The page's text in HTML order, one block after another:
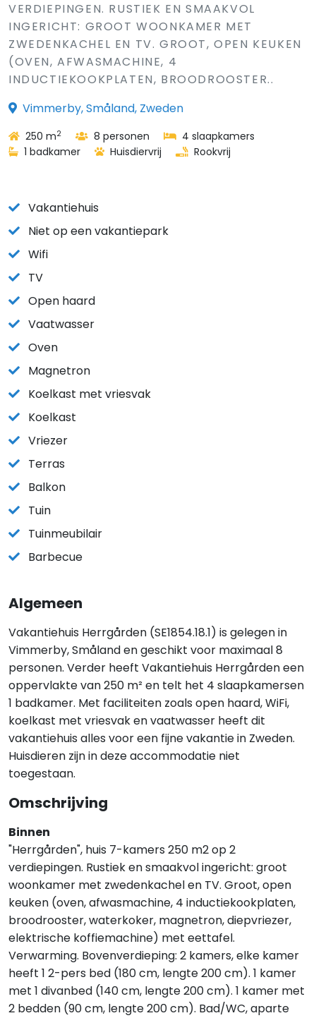
VERDIEPINGEN. RUSTIEK EN SMAAKVOL
INGERICHT: GROOT WOONKAMER MET
ZWEDENKACHEL EN TV. GROOT, OPEN KEUKEN
(OVEN, AFWASMACHINE, 4
INDUCTIEKOOKPLATEN, BROODROOSTER..
Vimmerby, Småland, Zweden
250 m2 8 personen
4 slaapkamers
1 badkamer
Huisdiervrij Rookvrij
Vakantiehuis
Niet op een vakantiepark
Wifi
TV
Open haard
Vaatwasser
Oven
Magnetron
Koelkast met vriesvak
Koelkast
Vriezer
Terras
Balkon
Tuin
Tuinmeubilair
Barbecue
Algemeen
Vakantiehuis Herrgården (SE1854.18.1) is gelegen in
Vimmerby, Småland en geschikt voor maximaal 8
personen. Verder heeft Vakantiehuis Herrgården een
oppervlakte van 250 m² en telt het 4 slaapkamersen
1 badkamer. Met faciliteiten zoals open haard, WiFi,
koelkast met vriesvak en vaatwasser heeft dit
vakantiehuis alles voor een fijne vakantie in Zweden.
Huisdieren zijn in deze accommodatie niet
toegestaan.
Omschrijving
Binnen
"Herrgården", huis 7-kamers 250 m2 op 2
verdiepingen. Rustiek en smaakvol ingericht: groot
woonkamer met zwedenkachel en TV. Groot, open
keuken (oven, afwasmachine, 4 inductiekookplaten,
broodrooster, waterkoker, magnetron, diepvriezer,
elektrische koffiemachine) met eettafel.
Verwarming. Bovenverdieping: 2 kamers, elke kamer
heeft 1 2-pers bed (180 cm, lengte 200 cm). 1 kamer
met 1 divanbed (140 cm, lengte 200 cm). 1 kamer met
2 bedden (90 cm, lengte 200 cm). Bad/WC, aparte